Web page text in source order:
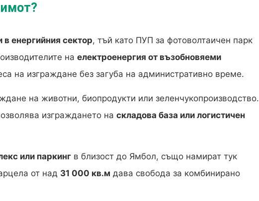
в енергийния сектор, тъй като ПУП за фотоволтаичен парк
на електроенергия от възобновяеми
на изграждане без загуба на административно време.
на животни, биопродукти или зеленчукопроизводство.
изграждането на складова база или логистичен
или паркинг в близост до Ямбол, също намират тук
от над 31 000 кв.м дава свобода за комбинирано